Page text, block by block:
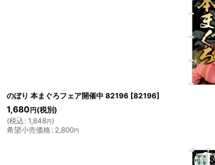
のぼり 本まぐろフェア開催中 82196 [82196]
1,680 円 (税別)
(税込 : 1,848円)
希望小売価格: 2,800円